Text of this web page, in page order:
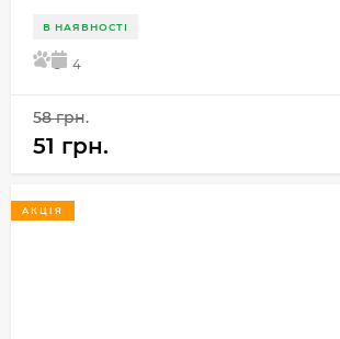
В НАЯВНОСТІ
5 4
58 грн.
51 грн.
АКЦІЯ